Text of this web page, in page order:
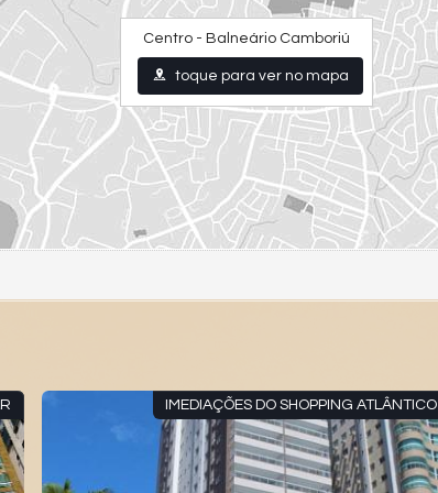
Centro - Balneário Camboriú
toque para ver no mapa
IMEDIAÇÕES DO SHOPPING ATLÂNTICO